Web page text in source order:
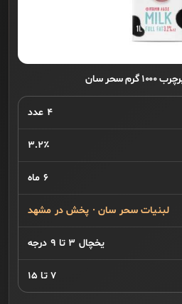
سحر سان
۴ عدد
۳.۲٪
۶ ماه
لبنیات سحر سان · پخش در مشهد
یخچال ۳ تا ۹ درجه
۷ تا ۱۵